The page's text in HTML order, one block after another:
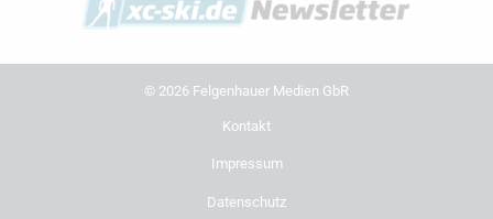
© 2026 Felgenhauer Medien GbR
Kontakt
Impressum
Datenschutz